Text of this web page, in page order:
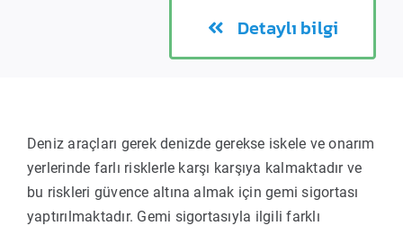
Detaylı bilgi
Deniz araçları gerek denizde gerekse iskele ve onarım
yerlerinde farlı risklerle karşı karşıya kalmaktadır ve
bu riskleri güvence altına almak için gemi sigortası
yaptırılmaktadır. Gemi sigortasıyla ilgili farklı